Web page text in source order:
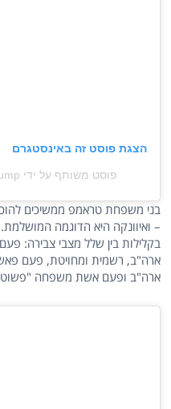
הצגת פוסט זה באינסטגרם
פוסט משותף על ידי ‏‎Ivanka Trump‎‏ (@‏‎ivankatrump‎‏)
בני משפחת טראמפ ממשיכים
– ואיוונקה היא הדוגמה
בקלילות בין שלל מצבי צבירה:
ארה"ב, רשמית ומחויטת, פעם
ארה"ב ופעם אשת משפחה